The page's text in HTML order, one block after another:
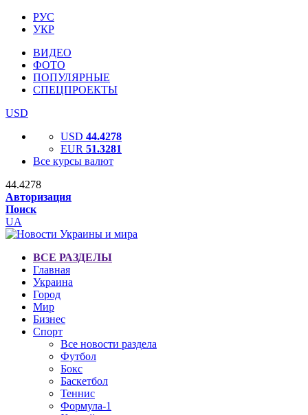
РУС
УКР
ВИДЕО
ФОТО
ПОПУЛЯРНЫЕ
СПЕЦПРОЕКТЫ
USD
USD 44.4278
EUR 51.3281
Все курсы валют
44.4278
Авторизация
Поиск
UA
ВСЕ РАЗДЕЛЫ
Главная
Украина
Город
Мир
Бизнес
Спорт
Все новости раздела
Футбол
Бокс
Баскетбол
Теннис
Формула-1